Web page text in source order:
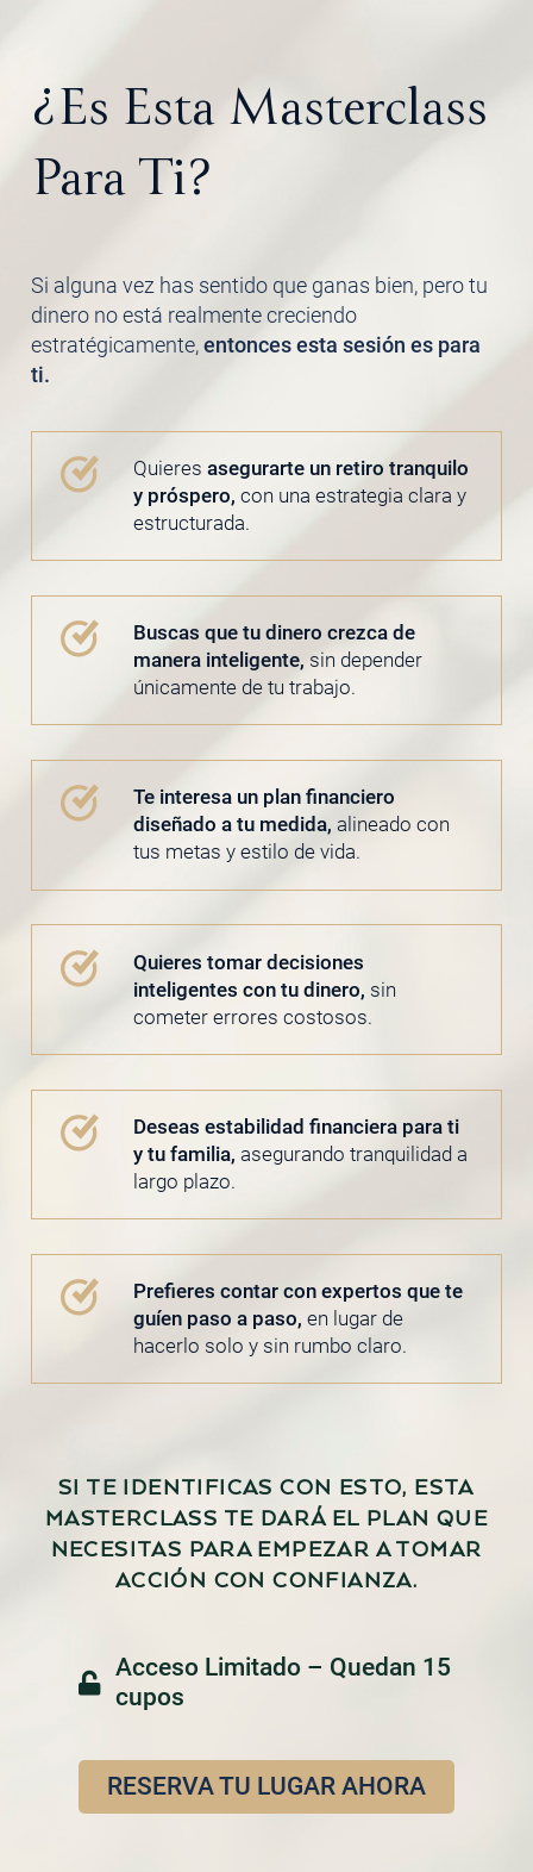
¿Es Esta Masterclass
Para Ti?
Si alguna vez has sentido que ganas bien, pero tu
dinero no está realmente creciendo
estratégicamente,entonces esta sesión es para
ti.
Quieres asegurarte un retiro tranquilo
y próspero, con una estrategia clara y
estructurada.
Buscas que tu dinero crezca de
manera inteligente, sin depender
únicamente de tu trabajo.
Te interesa un plan financiero
diseñado a tu medida, alineado con
tus metas y estilo de vida.
Quieres tomar decisiones
inteligentes con tu dinero, sin
cometer errores costosos.
Deseas estabilidad financiera para ti
y tu familia, asegurando tranquilidad a
largo plazo.
Prefieres contar con expertos que te
guíen paso a paso, en lugar de
hacerlo solo y sin rumbo claro.
SI TE IDENTIFICAS CON ESTO, ESTA
MASTERCLASS TE DARÁ EL PLAN QUE
NECESITAS PARA EMPEZAR A TOMAR
ACCIÓN CON CONFIANZA.
Acceso Limitado – Quedan 15
cupos
RESERVA TU LUGAR AHORA